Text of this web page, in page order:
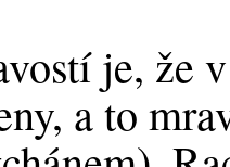
je, že
a to